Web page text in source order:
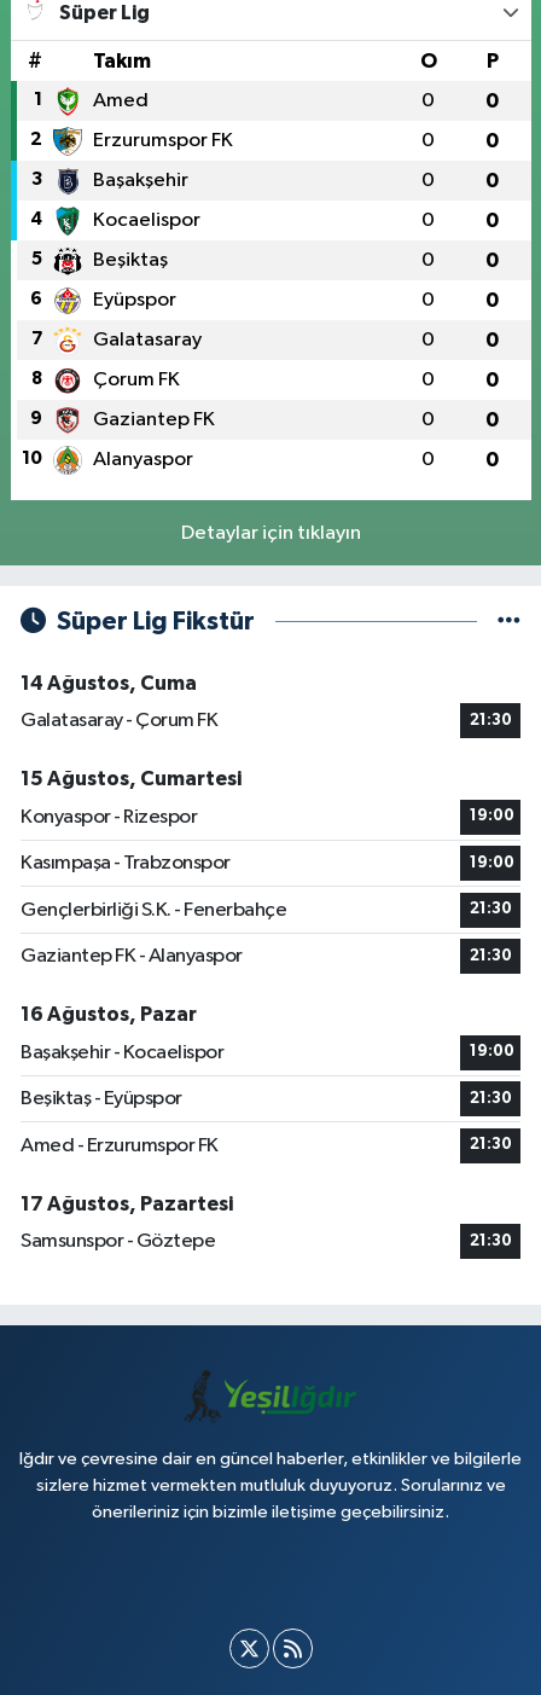
Süper Lig
# Takım O P
1 Amed 0 0
2 Erzurumspor FK 0 0
3 Başakşehir 0 0
4 Kocaelispor 0 0
5 Beşiktaş 0 0
6 Eyüpspor 0 0
7 Galatasaray 0 0
8 Çorum FK 0 0
9 Gaziantep FK 0 0
10 Alanyaspor 0 0
Detaylar için tıklayın
Süper Lig Fikstür
14 Ağustos, Cuma
Galatasaray - Çorum FK
21:30
15 Ağustos, Cumartesi
Konyaspor - Rizespor
19:00
Kasımpaşa - Trabzonspor 19:00
Gençlerbirliği S.K. - Fenerbahçe 21:30
Gaziantep FK - Alanyaspor 21:30
16 Ağustos, Pazar
Başakşehir - Kocaelispor
19:00
Beşiktaş - Eyüpspor 21:30
Amed - Erzurumspor FK 21:30
17 Ağustos, Pazartesi
Samsunspor - Göztepe
21:30
Iğdır ve çevresine dair en güncel haberler, etkinlikler ve bilgilerle
sizlere hizmet vermekten mutluluk duyuyoruz. Sorularınız ve
önerileriniz için bizimle iletişime geçebilirsiniz.